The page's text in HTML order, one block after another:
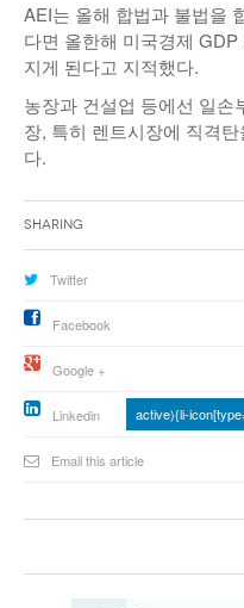
AEI는 올해 합법과 불법을
다면 올한해 미국경제
지게 된다고 지적했다.
농장과 건설업 등에선 일손
장, 특히 렌트시장에 직격
다.
Sharing
Twitter
Facebook
Google +
Linkedin active){li-
Email this article